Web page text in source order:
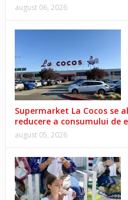
august 06, 2026
Supermarket La Cocos
reducere a consumului de
august 05, 2026